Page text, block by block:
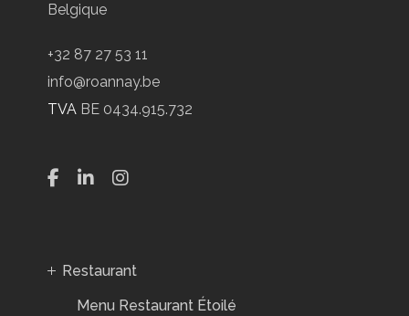
Belgique
+32 87 27 53 11
info@roannay.be
TVA BE 0434.915.732
Restaurant
Menu Restaurant Étoilé